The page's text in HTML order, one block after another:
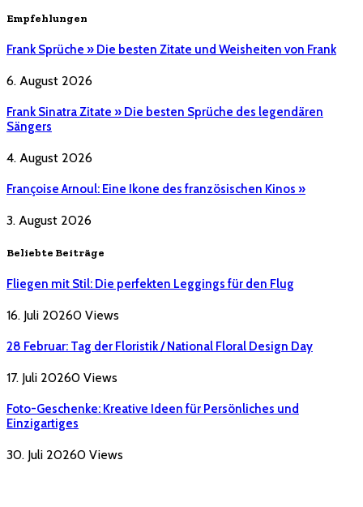
Empfehlungen
Frank Sprüche » Die besten Zitate und Weisheiten von Frank
6. August 2026
Frank Sinatra Zitate » Die besten Sprüche des legendären
Sängers
4. August 2026
Françoise Arnoul: Eine Ikone des französischen Kinos »
3. August 2026
Beliebte Beiträge
Fliegen mit Stil: Die perfekten Leggings für den Flug
16. Juli 20260 Views
28 Februar: Tag der Floristik / National Floral Design Day
17. Juli 20260 Views
Foto-Geschenke: Kreative Ideen für Persönliches und
Einzigartiges
30. Juli 20260 Views